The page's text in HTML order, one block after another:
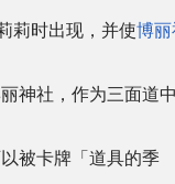
莉时出现，并使博丽
神社，作为三面道
被卡牌「道具的季